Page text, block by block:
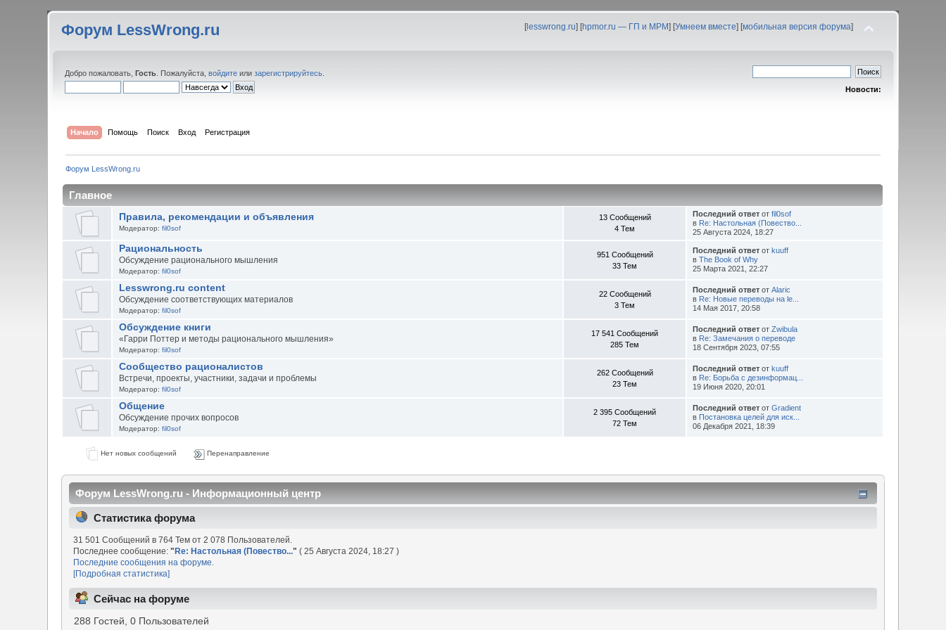
Форум LessWrong.ru [lesswrong.ru] [hpmor.ru — ГП и МРМ] [Умнеем вместе] [мобильная версия форума]
Добро пожаловать,Гость . Пожалуйста,войдите илизарегистрируйтесь
Новости:
Начало Помощь Поиск Вход Регистрация
Форум LessWrong.ru
Главное
Правила, рекомендации и объявления
Модератор: fil0sof
13 Сообщений
4 Тем
Последний ответот fil0sof
в Re: Настольная (Повество...
25 Августа 2024, 18:27
Рациональность
Обсуждение рационального мышления
Модератор: fil0sof
951 Сообщений
33 Тем
Последний ответот kuuff
в The Book of Why
25 Марта 2021, 22:27
Lesswrong.ru content
Обсуждение соответствующих материалов
Модератор: fil0sof
22 Сообщений
3 Тем
Последний ответот Alaric
в Re: Новые переводы на le...
14 Мая 2017, 20:58
Обсуждение книги
«Гарри Поттер и методы рационального мышления»
Модератор: fil0sof
17 541 Сообщений
285 Тем
Последний ответот Zwibula
в Re: Замечания о переводе
18 Сентября 2023, 07:55
Сообщество рационалистов
Встречи, проекты, участники, задачи и проблемы
Модератор: fil0sof
262 Сообщений
23 Тем
Последний ответот kuuff
в Re: Борьба с дезинформац...
19 Июня 2020, 20:01
Общение
Обсуждение прочих вопросов
Модератор: fil0sof
2 395 Сообщений
72 Тем
Последний ответот Gradient
в Постановка целей для иск...
06 Декабря 2021, 18:39
Нет новых сообщений Перенаправление
Форум LessWrong.ru - Информационный центр
Статистика форума
31 501 Сообщений в 764 Тем от 2 078 Пользователей.
Последнее сообщение:"Re: Настольная (Повество..." ( 25 Августа 2024, 18:27 )
Последние сообщения на форуме.
[Подробная статистика]
Сейчас на форуме
288 Гостей, 0 Пользователей